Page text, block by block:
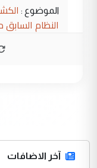
الموضوع :
النظام
محمد حسين عبد
صلاح مهدي حسن
آخر الاضافات